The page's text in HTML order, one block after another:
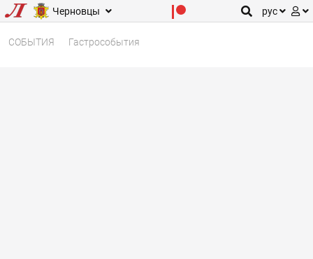
Черновцы рус
СОБЫТИЯ Гастрособытия